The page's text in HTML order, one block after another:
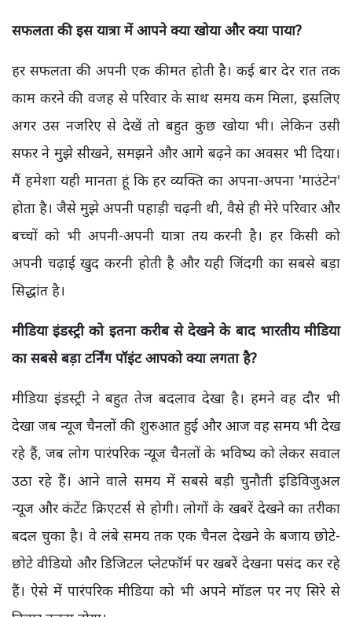
सफलता की इस यात्रा में आपने क्या खोया और क्या पाया?
हर सफलता की अपनी एक कीमत होती है। कई बार देर रात तक
काम करने की वजह से परिवार के साथ समय कम मिला, इसलिए
अगर उस नजरिए से देखें तो बहुत कुछ खोया भी। लेकिन उसी
सफर ने मुझे सीखने, समझने और आगे बढ़ने का अवसर भी दिया।
मैं हमेशा यही मानता हूं कि हर व्यक्ति का अपना-अपना 'माउंटेन'
होता है। जैसे मुझे अपनी पहाड़ी चढ़नी थी, वैसे ही मेरे परिवार और
बच्चों को भी अपनी-अपनी यात्रा तय करनी है। हर किसी को
अपनी चढ़ाई खुद करनी होती है और यही जिंदगी का सबसे बड़ा
सिद्धांत है।
मीडिया इंडस्ट्री को इतना करीब से देखने के बाद भारतीय मीडिया
का सबसे बड़ा टर्निंग पॉइंट आपको क्या लगता है?
मीडिया इंडस्ट्री ने बहुत तेज बदलाव देखा है। हमने वह दौर भी
देखा जब न्यूज चैनलों की शुरुआत हुई और आज वह समय भी देख
रहे हैं, जब लोग पारंपरिक न्यूज चैनलों के भविष्य को लेकर सवाल
उठा रहे हैं। आने वाले समय में सबसे बड़ी चुनौती इंडिविजुअल
न्यूज और कंटेंट क्रिएटर्स से होगी। लोगों के खबरें देखने का तरीका
बदल चुका है। वे लंबे समय तक एक चैनल देखने के बजाय छोटे-
छोटे वीडियो और डिजिटल प्लेटफॉर्म पर खबरें देखना पसंद कर रहे
हैं। ऐसे में पारंपरिक मीडिया को भी अपने मॉडल पर नए सिरे से